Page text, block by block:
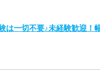
は一切不要♪未経験歓迎！